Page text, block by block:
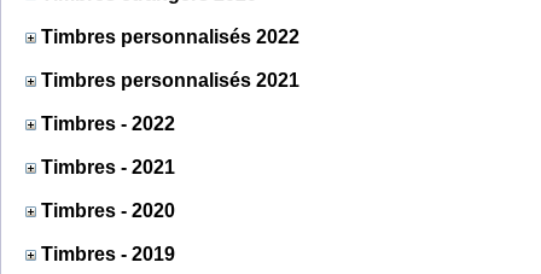
Timbres personnalisés 2022
Timbres personnalisés 2021
Timbres - 2022
Timbres - 2021
Timbres - 2020
Timbres - 2019